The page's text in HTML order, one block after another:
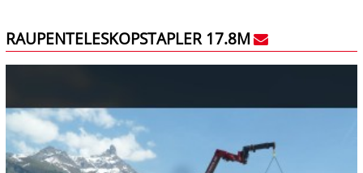
RAUPENTELESKOPSTAPLER 17.8M